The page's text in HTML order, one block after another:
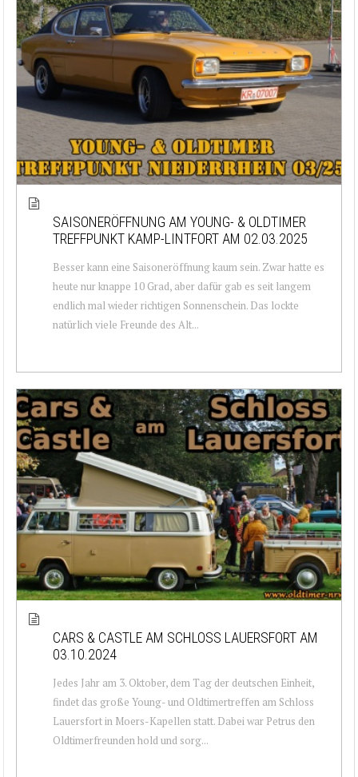
SAISONERÖFFNUNG AM YOUNG- & OLDTIMER
TREFFPUNKT KAMP-LINTFORT AM 02.03.2025
Besser kann eine Saisoneröffnung kaum sein. Zwar hatte es
heute nur knappe 10 Grad, aber dafür gab es seit langem
endlich mal wieder richtigen Sonnenschein. Das lockte
natürlich viele Freunde des Alt...
CARS & CASTLE AM SCHLOSS LAUERSFORT AM
03.10.2024
Jedes Jahr am 3. Oktober, dem Tag der deutschen Einheit,
findet das große Young- und Oldtimertreffen am Schloss
Lauersfort in Moers-Kapellen statt. Dabei war Petrus den
Oldtimerfreunden hold und sorg...